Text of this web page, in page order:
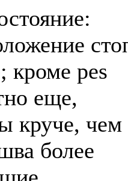
кроме pes
еще,
круче, чем
более